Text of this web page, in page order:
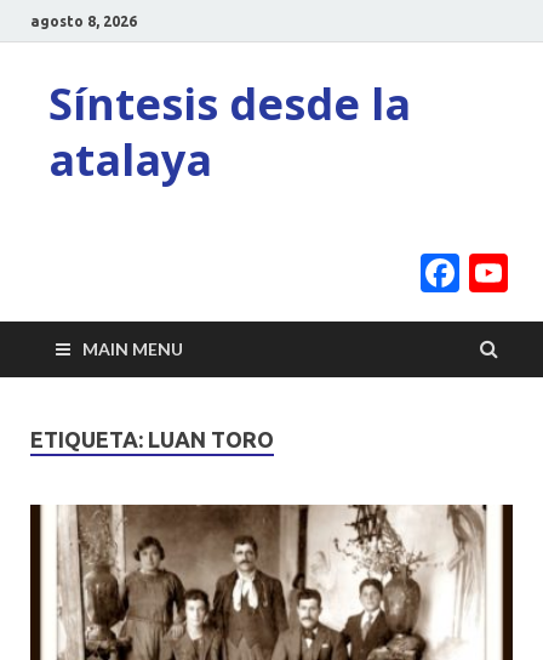
agosto 8, 2026
Síntesis desde la
atalaya
MAIN MENU
ETIQUETA: LUAN TORO